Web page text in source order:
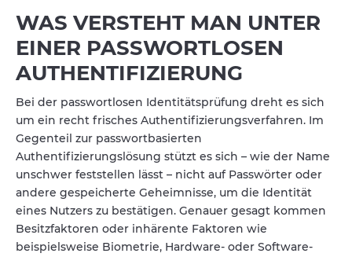
WAS VERSTEHT MAN UNTER
EINER PASSWORTLOSEN
AUTHENTIFIZIERUNG
Bei der passwortlosen Identitätsprüfung dreht es sich
um ein recht frisches Authentifizierungsverfahren. Im
Gegenteil zur passwortbasierten
Authentifizierungslösung stützt es sich – wie der Name
unschwer feststellen lässt – nicht auf Passwörter oder
andere gespeicherte Geheimnisse, um die Identität
eines Nutzers zu bestätigen. Genauer gesagt kommen
Besitzfaktoren oder inhärente Faktoren wie
beispielsweise Biometrie, Hardware- oder Software-